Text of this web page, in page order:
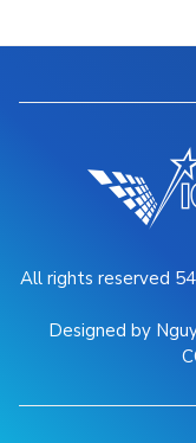
All rights reserved
Designed by